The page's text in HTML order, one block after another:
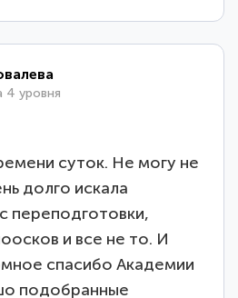
4 уровня
суток. Не могу не
долго искала
переподготовки,
и все не то. И
спасибо Академии
подобранные